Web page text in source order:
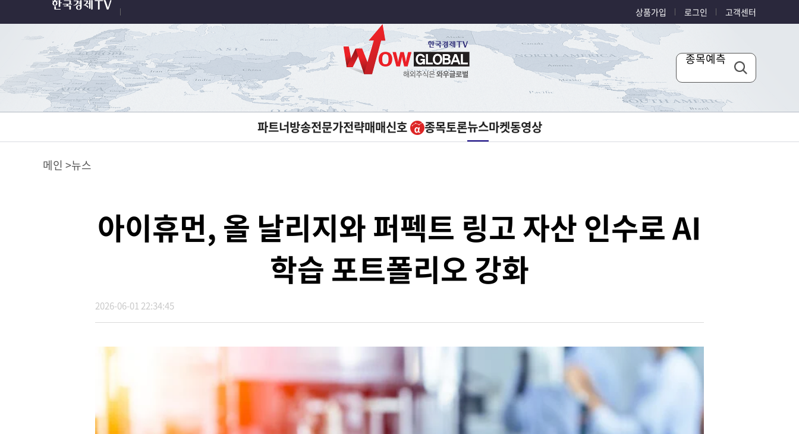
상품가입 로그인 고객센터
종목예측
파트너방송전문가전략매매신호 종목토론뉴스마켓동영상
메인 뉴스
아이휴먼, 올 날리지와 퍼펙트 링고 자산 인수로 AI
학습 포트폴리오 강화
2026-06-01 22:34:45